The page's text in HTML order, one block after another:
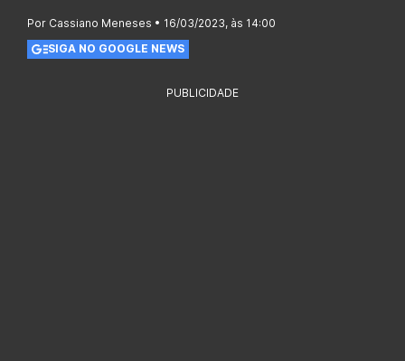
Por Cassiano Meneses • 16/03/2023, às 14:00
SIGA NO GOOGLE NEWS
PUBLICIDADE